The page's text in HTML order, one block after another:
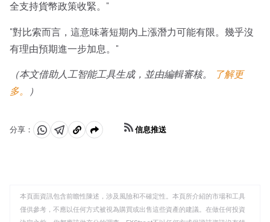
全支持貨幣政策收緊。"
"對比索而言，這意味著短期內上漲潛力可能有限。幾乎沒
有理由預期進一步加息。"
（本文借助人工智能工具生成，並由編輯審核。
了解更
多。
）
分享：
分 分 複
信息推送
本頁面資訊包含前瞻性陳述，涉及風險和不確定性。本頁所介紹的市場和工具
僅供參考，不應以任何方式被視為購買或出售這些資產的建議。在做任何投資